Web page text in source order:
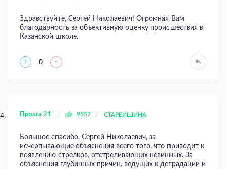
Здравствуйте, Сергей Николаевич! Огромная Вам
благодарность за объективную оценку происшествия в
Казанской школе.
+ 0 -
Пролга 21 9557 СТАРЕЙШИНА
Большое спасибо, Сергей Николаевич, за
исчерпывающие объяснения всего того, что приводит к
появлению стрелков, отстреливающих невинных. За
объяснения глубинных причин, ведущих к деградации и